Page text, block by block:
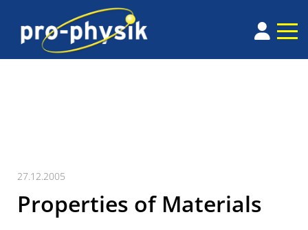
27.12.2005
Properties of Materials